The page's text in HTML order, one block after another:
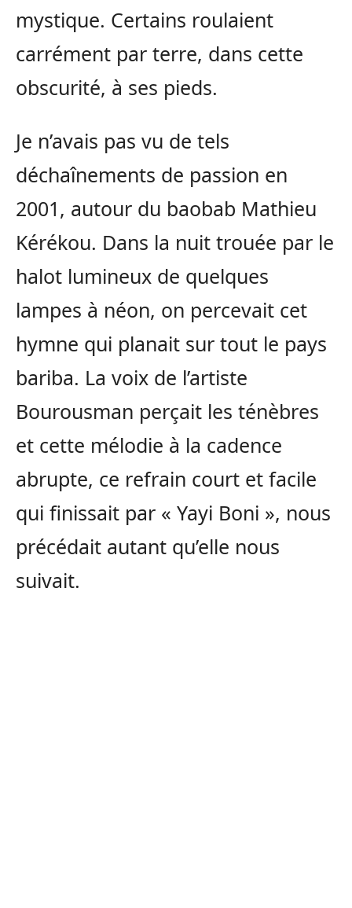
mystique. Certains roulaient
carrément par terre, dans cette
obscurité, à ses pieds.
Je n’avais pas vu de tels
déchaînements de passion en
2001, autour du baobab Mathieu
Kérékou. Dans la nuit trouée par le
halot lumineux de quelques
lampes à néon, on percevait cet
hymne qui planait sur tout le pays
bariba. La voix de l’artiste
Bourousman perçait les ténèbres
et cette mélodie à la cadence
abrupte, ce refrain court et facile
qui finissait par « Yayi Boni », nous
précédait autant qu’elle nous
suivait.